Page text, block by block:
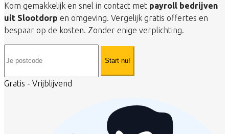
Kom gemakkelijk en snel in contact met payroll bedrijven
uit Slootdorp en omgeving. Vergelijk gratis offertes en
bespaar op de kosten. Zonder enige verplichting.
Start nu!
Gratis - Vrijblijvend